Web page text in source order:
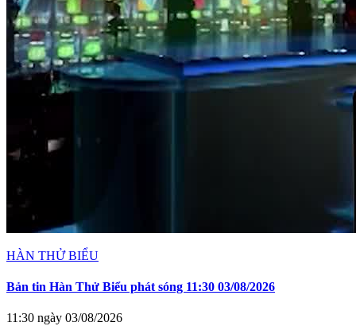
HÀN THỬ BIỂU
Bản tin Hàn Thử Biểu phát sóng 11:30 03/08/2026
11:30 ngày 03/08/2026